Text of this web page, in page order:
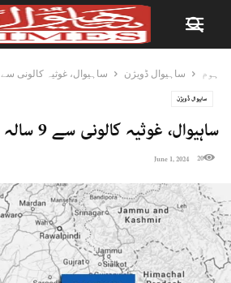
ہوم ساہیوال ڈویژن ساہیوال، غوثیہ کالونی سے 9 سالہ بچہ اغوا
ساہیوال ڈویژن
ساہیوال، غوثیہ کالونی سے 9 سالہ بچہ اغوا
June 1, 2024 20